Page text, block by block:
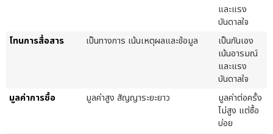
และแรง
บันดาลใจ
โทนการสื่อสาร
เป็นทางการ เน้นเหตุผลและข้อมูล
เป็นกันเอง
เน้นอารมณ์
และแรง
บันดาลใจ
มูลค่าการซื้อ
มูลค่าสูง สัญญาระยะยาว
มูลค่าต่อครั้ง
ไม่สูง แต่ซื้อ
บ่อย